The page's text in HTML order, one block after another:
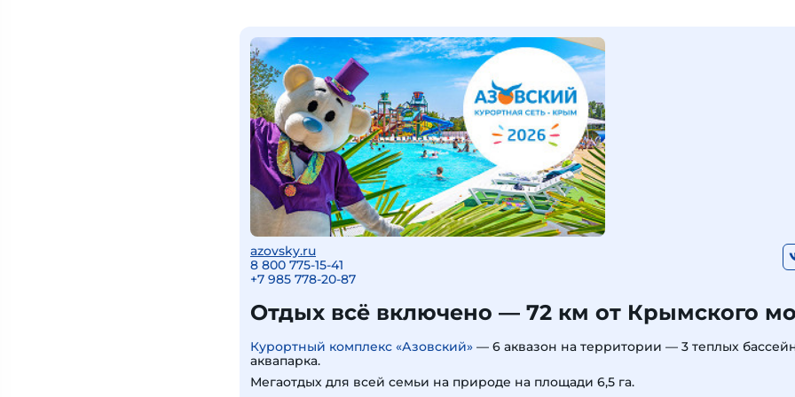
azovsky.ru
8 800 775-15-41
+7 985 778-20-87
Отдых всё включено — 72 км от Крымского
Курортный комплекс «Азовский» — 6 аквазон на территории — 3 теплых
аквапарка.
Мегаотдых для всей семьи на природе на площади 6,5 га.